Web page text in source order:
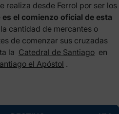
realiza desde Ferrol por ser los
es el comienzo oficial de esta
cantidad de mercantes o
de comenzar sus cruzadas
la Catedral de Santiago en
el Apóstol .